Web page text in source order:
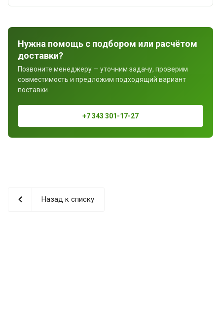
Нужна помощь с подбором или расчётом
доставки?
Позвоните менеджеру — уточним задачу, проверим
совместимость и предложим подходящий вариант
поставки.
+7 343 301-17-27
Назад к списку